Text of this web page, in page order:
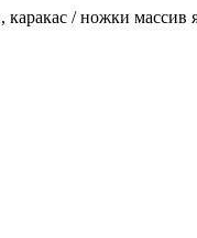
/ ножки